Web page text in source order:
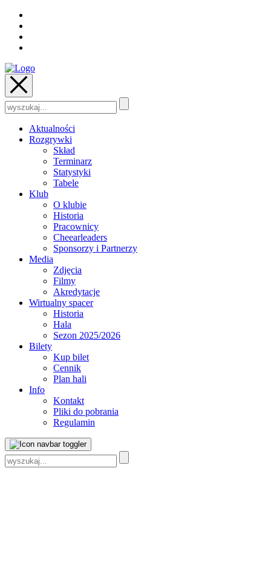
Szukaj:
Aktualności
Rozgrywki
Skład
Terminarz
Statystyki
Tabele
Klub
O klubie
Historia
Pracownicy
Cheearleaders
Sponsorzy i Partnerzy
Media
Zdjęcia
Filmy
Akredytacje
Wirtualny spacer
Historia
Hala
Sezon 2025/2026
Bilety
Kup bilet
Cennik
Plan hali
Info
Kontakt
Pliki do pobrania
Regulamin
Szukaj: